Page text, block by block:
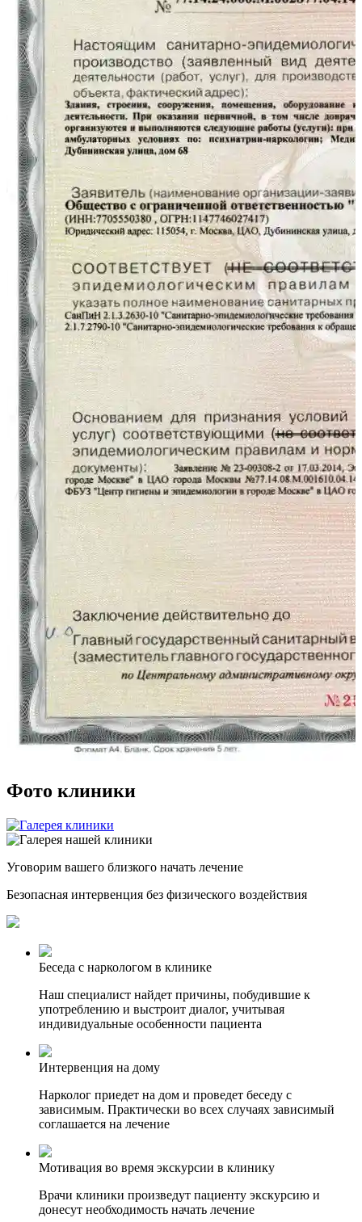
Фото клиники
Уговорим вашего близкого начать лечение
Безопасная интервенция без физического воздействия
Беседа с наркологом в клинике
Наш специалист найдет причины, побудившие к
употреблению и выстроит диалог, учитывая
индивидуальные особенности пациента
Интервенция на дому
Нарколог приедет на дом и проведет беседу с
зависимым. Практически во всех случаях зависимый
соглашается на лечение
Мотивация во время экскурсии в клинику
Врачи клиники произведут пациенту экскурсию и
донесут необходимость начать лечение